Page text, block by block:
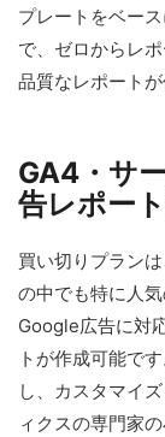
プレートをベー
で、ゼロからレ
品質なレポートが
GA4・サ
告レポー
買い切りプラン
の中でも特に人
Google広告に対
トが作成可能で
し、カスタマイ
ィクスの専門家